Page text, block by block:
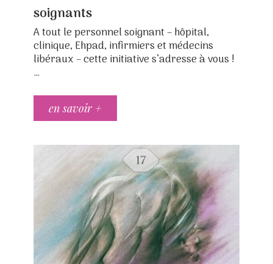
soignants
A tout le personnel soignant – hôpital,
clinique, Ehpad, infirmiers et médecins
libéraux – cette initiative s’adresse à vous !
…
en savoir +